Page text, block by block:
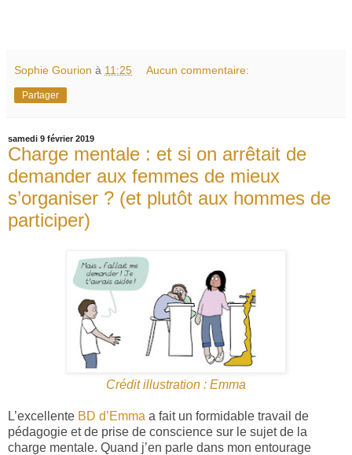
Sophie Gourion à 11:25 Aucun commentaire:
Partager
samedi 9 février 2019
Charge mentale : et si on arrêtait de
demander aux femmes de mieux
s’organiser ? (et plutôt aux hommes de
participer)
Crédit illustration : Emma
L’excellente BD d’Emma a fait un formidable travail de
pédagogie et de prise de conscience sur le sujet de la
charge mentale. Quand j’en parle dans mon entourage